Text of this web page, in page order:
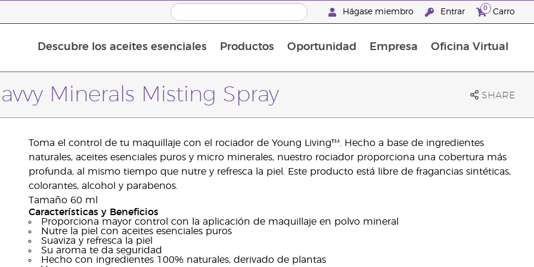
Hágase miembro Entrar 0 Carro
Descubre los aceites esenciales Productos Oportunidad Empresa Oficina Virtual
Minerals Misting Spray SHARE
Toma el control de tu maquillaje con el rociador de Young Living™. Hecho a base de ingredientes
naturales, aceites esenciales puros y micro minerales, nuestro rociador proporciona una cobertura más
profunda, al mismo tiempo que nutre y refresca la piel. Este producto está libre de fragancias sintéticas,
colorantes, alcohol y parabenos.
Tamaño 60 ml
Características y Beneficios
Proporciona mayor control con la aplicación de maquillaje en polvo mineral
Nutre la piel con aceites esenciales puros
Suaviza y refresca la piel
Su aroma te da seguridad
Hecho con ingredientes 100% naturales, derivado de plantas